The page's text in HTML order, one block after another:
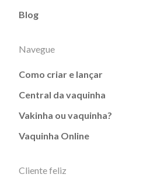
Blog
Navegue
Como criar e lançar
Central da vaquinha
Vakinha ou vaquinha?
Vaquinha Online
Cliente feliz